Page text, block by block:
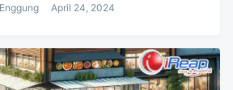
April 24, 2024